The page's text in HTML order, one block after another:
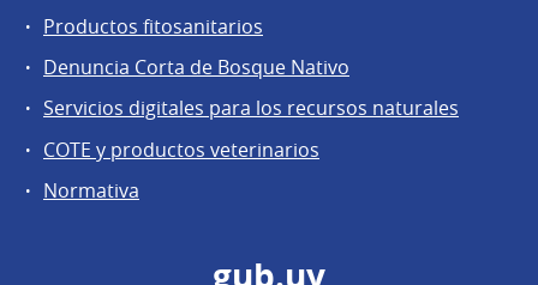
Productos fitosanitarios
Denuncia Corta de Bosque Nativo
Servicios digitales para los recursos naturales
COTE y productos veterinarios
Normativa